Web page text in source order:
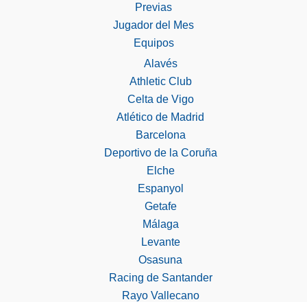
Previas
Jugador del Mes
Equipos
Alavés
Athletic Club
Celta de Vigo
Atlético de Madrid
Barcelona
Deportivo de la Coruña
Elche
Espanyol
Getafe
Málaga
Levante
Osasuna
Racing de Santander
Rayo Vallecano